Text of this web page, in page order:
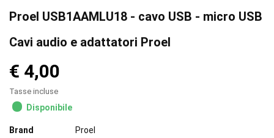
Proel USB1AAMLU18 - cavo USB - micro USB
Cavi audio e adattatori Proel
€ 4,00
Tasse incluse
Disponibile
Brand
Proel